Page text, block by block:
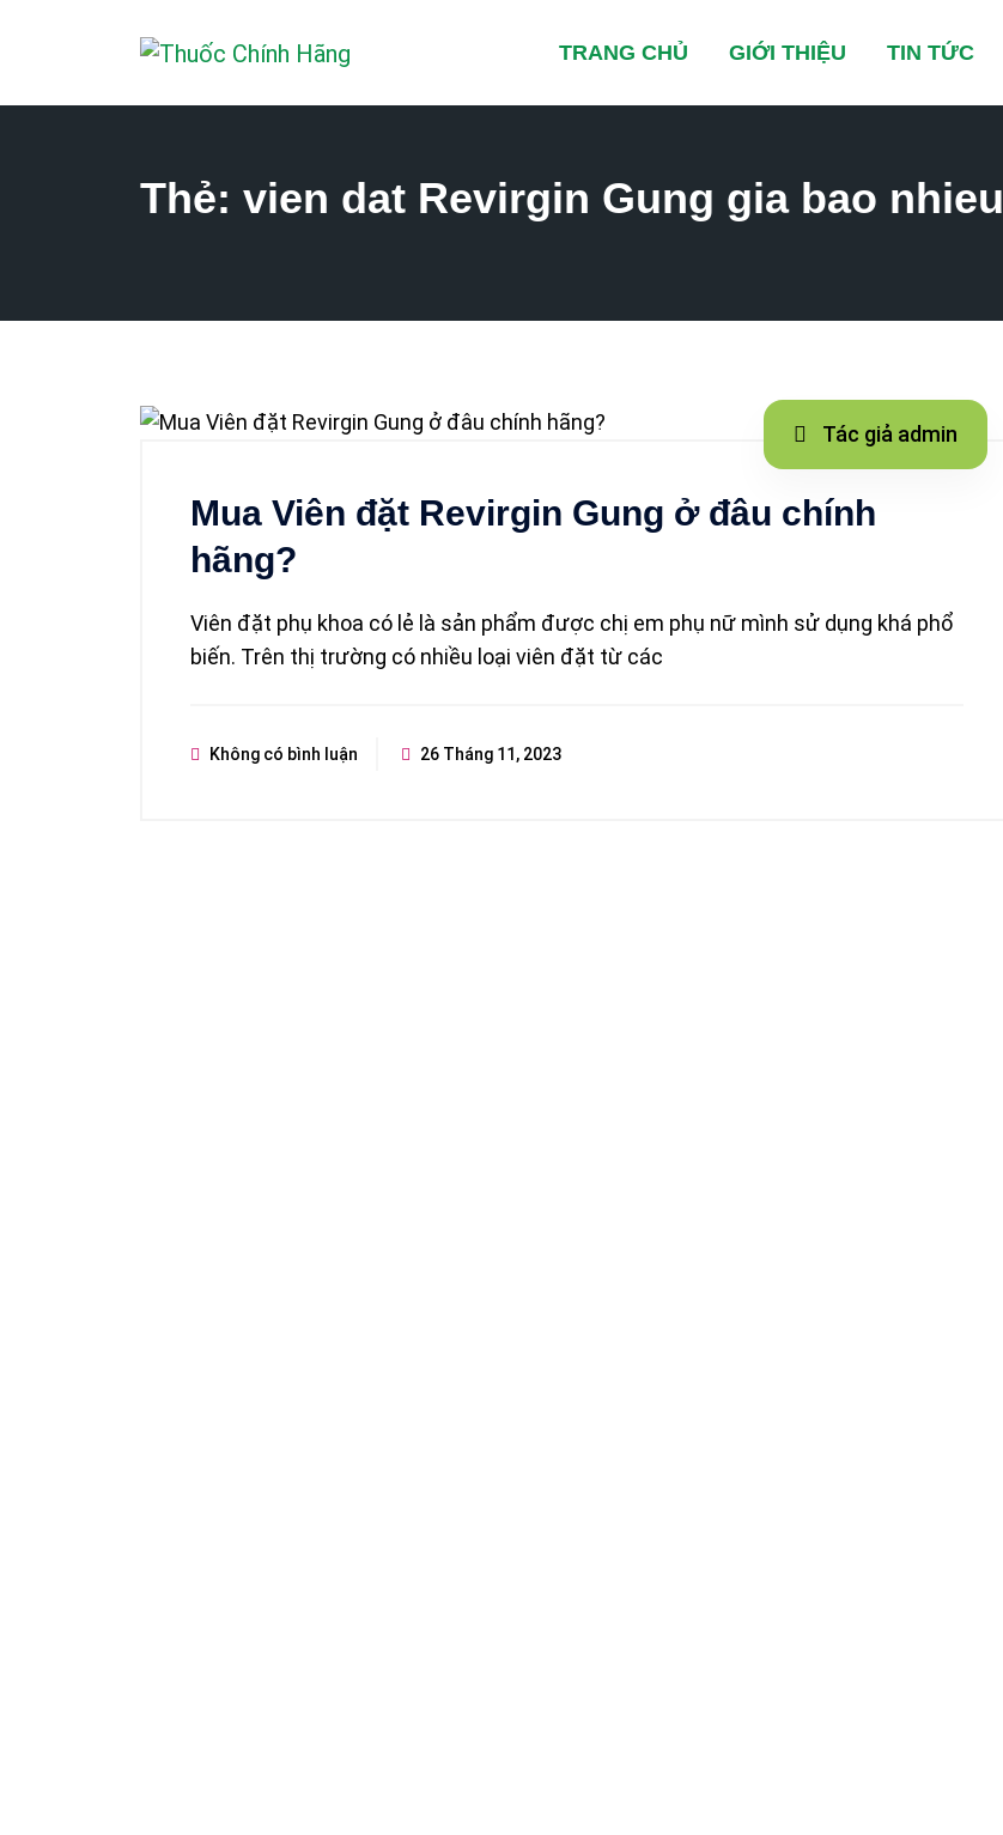
TRANG CHỦ GIỚI THIỆU TIN TỨC
Thẻ: vien dat Revirgin Gung gia bao nhieu
Tác giả admin
Mua Viên đặt Revirgin Gung ở đâu chính
hãng?
Viên đặt phụ khoa có lẻ là sản phẩm được chị em phụ nữ mình sử dụng khá phổ
biến. Trên thị trường có nhiều loại viên đặt từ các
Không có bình luận 26 Tháng 11, 2023